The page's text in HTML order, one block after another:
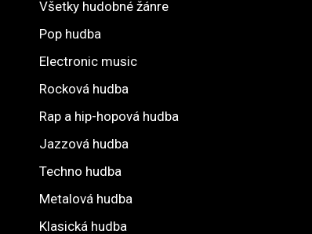
Všetky hudobné žánre
Pop hudba
Electronic music
Rocková hudba
Rap a hip-hopová hudba
Jazzová hudba
Techno hudba
Metalová hudba
Klasická hudba